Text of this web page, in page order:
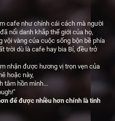
cafe như chính cái cách mà người
nổi danh khắp thế giới của họ,
vội vàng của cuộc sống bộn bề phía
trời dù là cafe hay bia Bỉ, đều trở
nhận được hương vị trọn vẹn của
hoặc này,
tâm hồn mình...
để được nhiều hơn chính là tinh